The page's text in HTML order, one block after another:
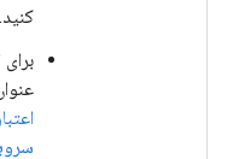
کنید.